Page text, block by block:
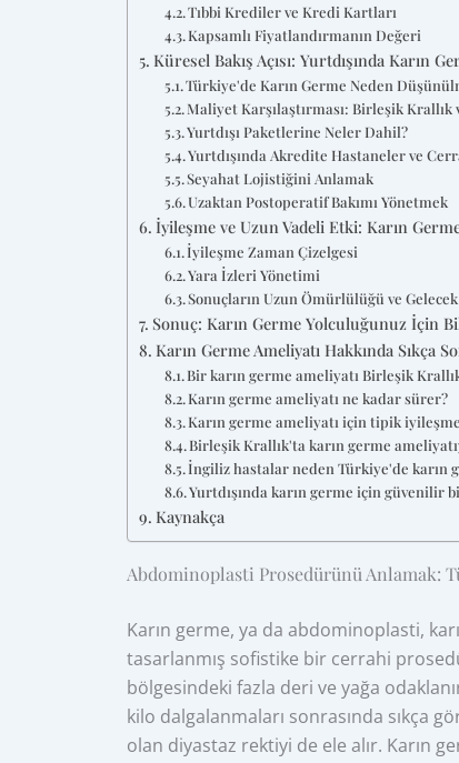
Tıbbi Krediler ve Kredi Kartları
Kapsamlı Fiyatlandırmanın Değeri
Küresel Bakış Açısı: Yurtdışında Karın
Türkiye'de Karın Germe Neden
Maliyet Karşılaştırması: Birleşik Krallık
Yurtdışı Paketlerine Neler Dahil?
Yurtdışında Akredite Hastaneler ve
Seyahat Lojistiğini Anlamak
Uzaktan Postoperatif Bakımı Yönetmek
İyileşme ve Uzun Vadeli Etki: Karın Germe
İyileşme Zaman Çizelgesi
Yara İzleri Yönetimi
Sonuçların Uzun Ömürlülüğü ve
Sonuç: Karın Germe Yolculuğunuz İçin
Karın Germe Ameliyatı Hakkında Sıkça
Bir karın germe ameliyatı Birleşik
Karın germe ameliyatı ne kadar sürer?
Karın germe ameliyatı için tipik
Birleşik Krallık'ta karın germe
İngiliz hastalar neden Türkiye'de karın
Yurtdışında karın germe için güvenilir
Kaynakça
Abdominoplasti Prosedürünü Anlamak:
Karın germe, ya da abdominoplasti,
tasarlanmış sofistike bir cerrahi
bölgesindeki fazla deri ve yağa
kilo dalgalanmaları sonrasında sıkça
olan diyastaz rektiyi de ele alır. Karın